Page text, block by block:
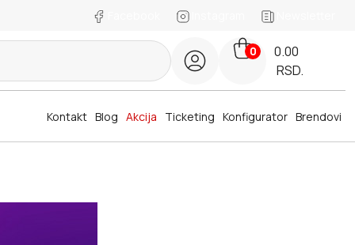
Instagram Newsletter
0
0.00
RSD.
Brendovi
Blog Akcija
Kontakt Ticketing Konfigurator